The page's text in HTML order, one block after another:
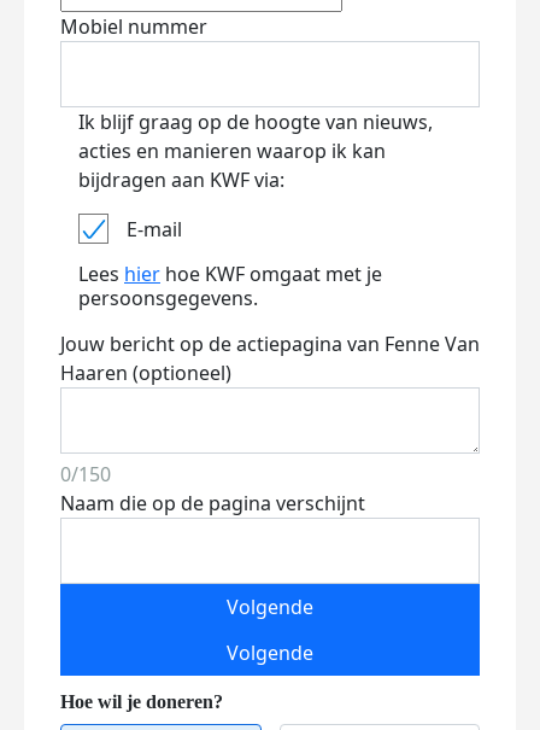
Mobiel nummer
Ik blijf graag op de hoogte van nieuws,
acties en manieren waarop ik kan
bijdragen aan KWF via:
E-mail
Lees hier hoe KWF omgaat met je
persoonsgegevens.
Jouw bericht op de actiepagina van Fenne Van
Haaren (optioneel)
0/150
Naam die op de pagina verschijnt
Volgende
Volgende